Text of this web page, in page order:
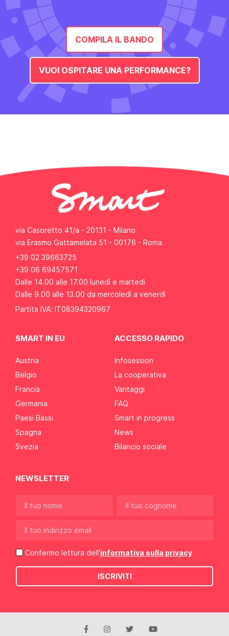
COMPILA IL BANDO
VUOI OSPITARE UNA PERFORMANCE?
via Casoretto 41/a - 20131 - Milano
via Erasmo Gattamelata 51 - 00176 - Roma
+39 02 39663725
+39 06 69457571
Dalle 14.00 alle 17.00 lunedì e martedì
Dalle 9.00 alle 13.00 da mercoledì a venerdì
Partita IVA: IT08394320967
SMART IN EU
Austria
Belgio
Francia
Germania
Paesi Bassi
Spagna
Svezia
ACCESSO RAPIDO
Infosession
La cooperativa
Vantaggi
FAQ
Smart in progress
News
Bilancio sociale
NEWSLETTER
Confermo lettura dell'informativa sulla privacy
ISCRIVITI